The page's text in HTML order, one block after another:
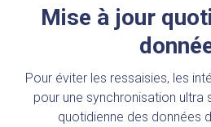
Mise à jour
Pour éviter les ressaisies, les
pour une synchronisation ultra
quotidienne des données